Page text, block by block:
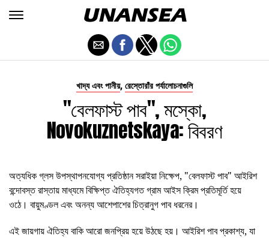
খাদ্য এবং পানীয়, রেস্তোরাঁর পর্যালোচনাগুলি
"বেলফাস্ট পাব", মস্কো,
Novokuznetskaya: বিবরণ
অত্যধিক গ্লস উপস্থাপনযোগ্য প্রতিষ্ঠান সরাইয়া নিক্ষেপ, "বেলফাস্ট পাব" আইরিশ
বন্দোবস্ত রাস্তায় মাধ্যমে বিক্ষিপ্ত ঐতিহ্যগত গ্রাম আইস ক্রিম প্রতিমূর্তি হয়ে
ওঠে। বায়ুমণ্ডল এবং অনন্য আশেপাশের চিত্রানুগ পাব ধরনের।
এই জায়গায় ঐতিহ্য বাকি আরো জনপ্রিয় হয়ে উঠছে হয়। আইরিশ পাব প্রকাশ্য, যা